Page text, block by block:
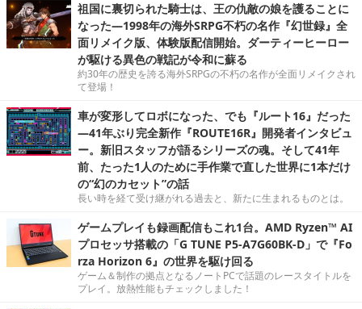
祖国に裏切られた騎士は、王の仇敵の娘を護ることに
なった―1998年の海外SRPG不朽の名作『幻世録』全
面リメイク版、体験版配信開始。ダーティーヒーロー
が駆ける異色の戦記が令和に蘇る
約30年の歴史を誇る海外SRPGの不朽の名作が全面リメイクされ
て登場！
車が変形してロボになった、でも『ルート16』だった
―41年ぶり完全新作『ROUTE16R』開発者インタビュ
ー。新旧スタッフが語るシリーズの魂。そして41年
前、たった1人のために手作業で直した世界に1本だけ
の“幻のカセット”の話
長い時を経て受け継がれる過去と、新たに生まれるものとは。
ゲームプレイも録画配信もこれ1台。AMD Ryzen™ AI
プロセッサ搭載の「G TUNE P5-A7G60BK-D」で『Fo
rza Horizon 6』の世界を駆け回る
ゲーム＆制作の拠点となるノートPCで話題のレースタイトルを
プレイ。放熱性能もチェックしました！